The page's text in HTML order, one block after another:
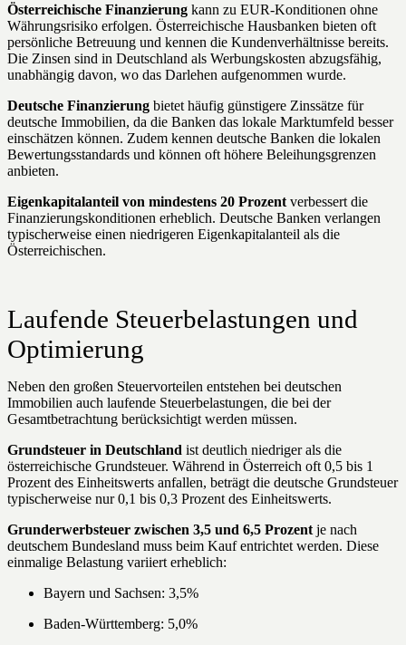
Österreichische Finanzierung kann zu EUR-Konditionen ohne
Währungsrisiko erfolgen. Österreichische Hausbanken bieten oft
persönliche Betreuung und kennen die Kundenverhältnisse bereits.
Die Zinsen sind in Deutschland als Werbungskosten abzugsfähig,
unabhängig davon, wo das Darlehen aufgenommen wurde.
Deutsche Finanzierung bietet häufig günstigere Zinssätze für
deutsche Immobilien, da die Banken das lokale Marktumfeld besser
einschätzen können. Zudem kennen deutsche Banken die lokalen
Bewertungsstandards und können oft höhere Beleihungsgrenzen
anbieten.
Eigenkapitalanteil von mindestens 20 Prozent verbessert die
Finanzierungskonditionen erheblich. Deutsche Banken verlangen
typischerweise einen niedrigeren Eigenkapitalanteil als die
Österreichischen.
Laufende Steuerbelastungen und
Optimierung
Neben den großen Steuervorteilen entstehen bei deutschen
Immobilien auch laufende Steuerbelastungen, die bei der
Gesamtbetrachtung berücksichtigt werden müssen.
Grundsteuer in Deutschland ist deutlich niedriger als die
österreichische Grundsteuer. Während in Österreich oft 0,5 bis 1
Prozent des Einheitswerts anfallen, beträgt die deutsche Grundsteuer
typischerweise nur 0,1 bis 0,3 Prozent des Einheitswerts.
Grunderwerbsteuer zwischen 3,5 und 6,5 Prozent je nach
deutschem Bundesland muss beim Kauf entrichtet werden. Diese
einmalige Belastung variiert erheblich:
Bayern und Sachsen: 3,5%
Baden-Württemberg: 5,0%